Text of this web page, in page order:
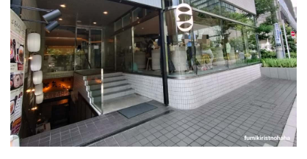
ンク
メニ
ュー
は？
イ
ー
ト
イ
ン